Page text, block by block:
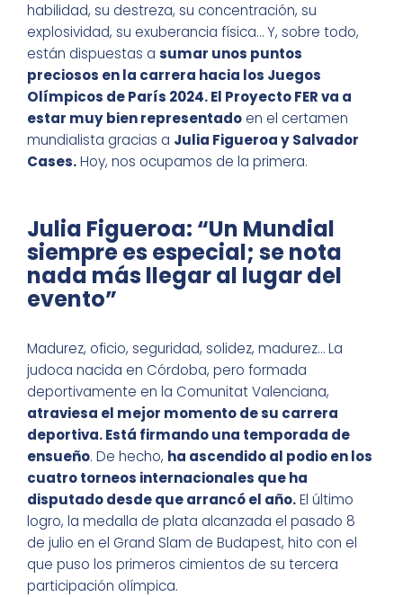
habilidad, su destreza, su concentración, su
explosividad, su exuberancia física… Y, sobre todo,
están dispuestas a sumar unos puntos
preciosos en la carrera hacia los Juegos
Olímpicos de París 2024. El Proyecto FER va a
estar muy bien representado en el certamen
mundialista gracias a Julia Figueroa y Salvador
Cases.Hoy, nos ocupamos de la primera.
Julia Figueroa: “Un Mundial
siempre es especial; se nota
nada más llegar al lugar del
evento”
Madurez, oficio, seguridad, solidez, madurez… La
judoca nacida en Córdoba, pero formada
deportivamente en la Comunitat Valenciana,
atraviesa el mejor momento de su carrera
deportiva. Está firmando una temporada de
ensueño. De hecho, ha ascendido al podio en los
cuatro torneos internacionales que ha
disputado desde que arrancó el año.El último
logro, la medalla de plata alcanzada el pasado 8
de julio en el Grand Slam de Budapest, hito con el
que puso los primeros cimientos de su tercera
participación olímpica.